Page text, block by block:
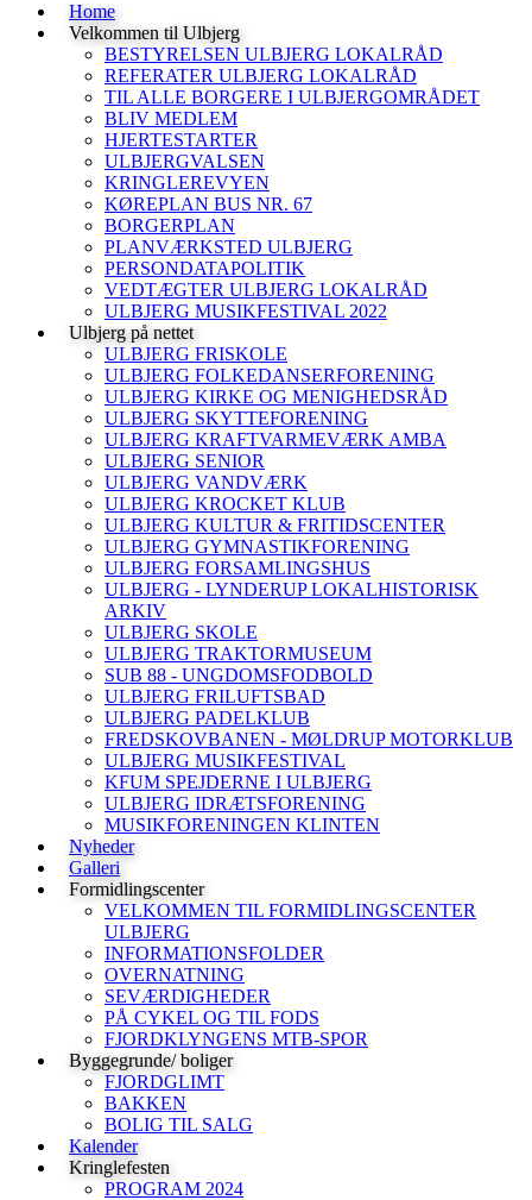
Home
Velkommen til Ulbjerg
BESTYRELSEN ULBJERG LOKALRÅD
REFERATER ULBJERG LOKALRÅD
TIL ALLE BORGERE I ULBJERGOMRÅDET
BLIV MEDLEM
HJERTESTARTER
ULBJERGVALSEN
KRINGLEREVYEN
KØREPLAN BUS NR. 67
BORGERPLAN
PLANVÆRKSTED ULBJERG
PERSONDATAPOLITIK
VEDTÆGTER ULBJERG LOKALRÅD
ULBJERG MUSIKFESTIVAL 2022
Ulbjerg på nettet
ULBJERG FRISKOLE
ULBJERG FOLKEDANSERFORENING
ULBJERG KIRKE OG MENIGHEDSRÅD
ULBJERG SKYTTEFORENING
ULBJERG KRAFTVARMEVÆRK AMBA
ULBJERG SENIOR
ULBJERG VANDVÆRK
ULBJERG KROCKET KLUB
ULBJERG KULTUR & FRITIDSCENTER
ULBJERG GYMNASTIKFORENING
ULBJERG FORSAMLINGSHUS
ULBJERG - LYNDERUP LOKALHISTORISK
ARKIV
ULBJERG SKOLE
ULBJERG TRAKTORMUSEUM
SUB 88 - UNGDOMSFODBOLD
ULBJERG FRILUFTSBAD
ULBJERG PADELKLUB
FREDSKOVBANEN - MØLDRUP MOTORKLUB
ULBJERG MUSIKFESTIVAL
KFUM SPEJDERNE I ULBJERG
ULBJERG IDRÆTSFORENING
MUSIKFORENINGEN KLINTEN
Nyheder
Galleri
Formidlingscenter
VELKOMMEN TIL FORMIDLINGSCENTER
ULBJERG
INFORMATIONSFOLDER
OVERNATNING
SEVÆRDIGHEDER
PÅ CYKEL OG TIL FODS
FJORDKLYNGENS MTB-SPOR
Byggegrunde/ boliger
FJORDGLIMT
BAKKEN
BOLIG TIL SALG
Kalender
Kringlefesten
PROGRAM 2024